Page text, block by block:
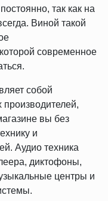
так как на
Виной такой
современное
собой
производителей,
вы без
и
Аудио техника
диктофоны,
центры и